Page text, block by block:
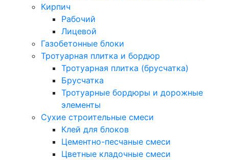
Кирпич
Рабочий
Лицевой
Газобетонные блоки
Тротуарная плитка и бордюр
Тротуарная плитка (брусчатка)
Брусчатка
Тротуарные бордюры и дорожные
элементы
Сухие строительные смеси
Клей для блоков
Цементно-песчаные смеси
Цветные кладочные смеси